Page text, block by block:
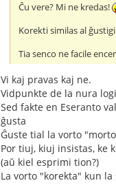
Ĉu vere? Mi ne kredas!
Korekti similas al
Tia senco ne facile
Vi kaj pravas kaj ne.
Vidpunkte de la nura
Sed fakte en Eseranto
ĝusta
Ĝuste tial la vorto
Por tiuj, kiuj insistas, ke
(aŭ kiel esprimi tion?)
La vorto "korekta" kun